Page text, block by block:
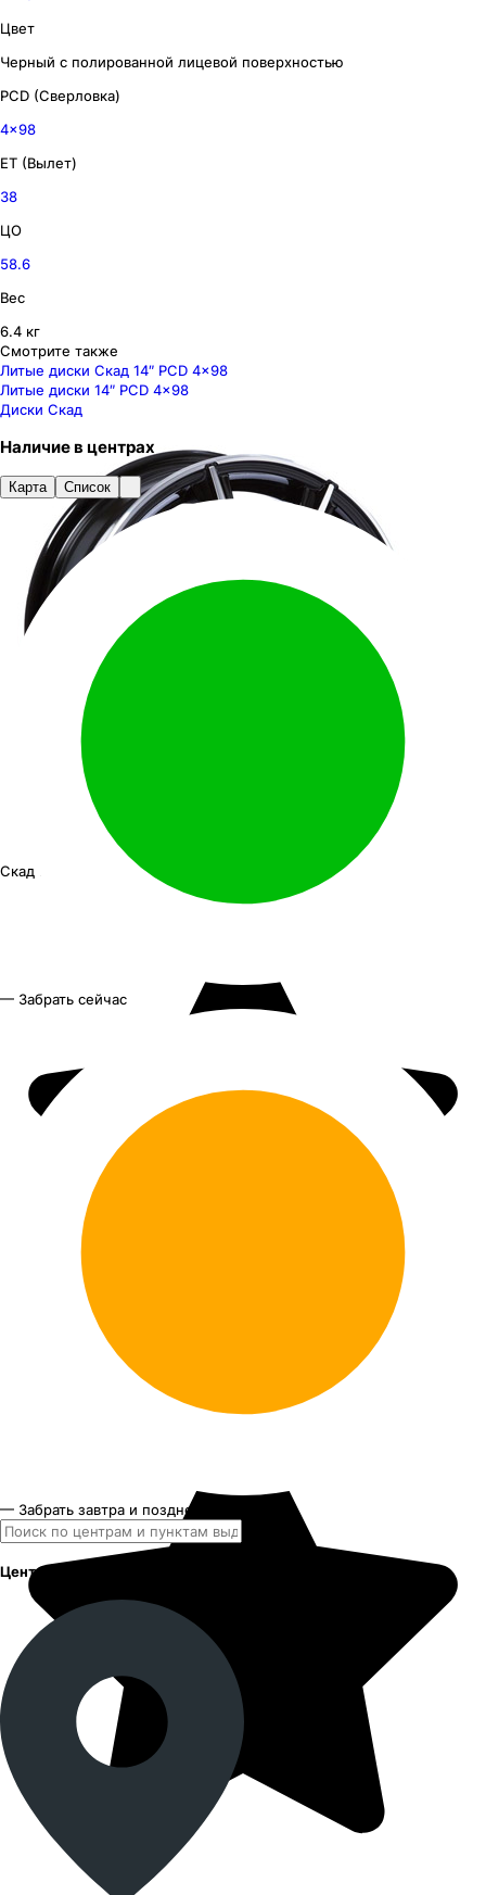
Цвет
Черный с полированной лицевой поверхностью
PCD (Сверловка)
4x98
ET (Вылет)
38
ЦО
58.6
Вес
6.4 кг
Смотрите также
Литые диски Скад 14″ PCD 4x98
Литые диски 14″ PCD 4x98
Диски Скад
Скад Монако 14"x5.5J PCD 4x98 ЕТ 38 ЦО 58.6
Наличиев центрах
Карта Список
— Забрать сейчас
— Забрать завтра и позднее
Центр на ул. Полушкина Роща